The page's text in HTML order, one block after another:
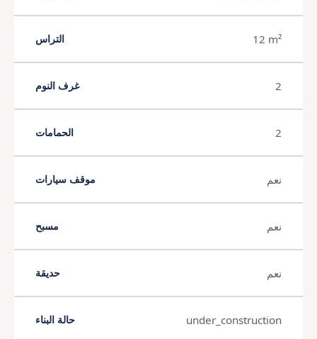
التراس 12 m²
غرف النوم 2
الحمامات 2
موقف سيارات نعم
مسبح نعم
حديقة نعم
حالة البناء under_construction